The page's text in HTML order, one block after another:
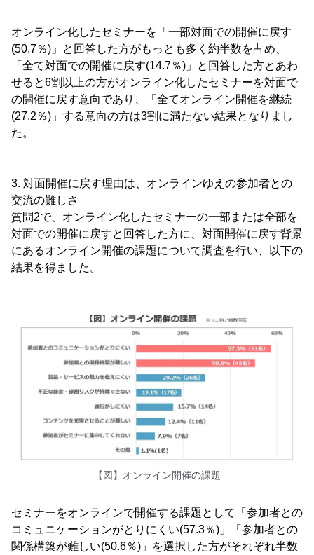
オンライン化したセミナーを「一部対面での開催に戻す
(50.7％)」と回答した方がもっとも多く約半数を占め、
「全て対面での開催に戻す(14.7％)」と回答した方とあわ
せると6割以上の方がオンライン化したセミナーを対面で
の開催に戻す意向であり、「全てオンライン開催を継続
(27.2％)」する意向の方は3割に満たない結果となりまし
た。
3. 対面開催に戻す理由は、オンラインゆえの参加者との
交流の難しさ
質問2で、オンライン化したセミナーの一部または全部を
対面での開催に戻すと回答した方に、対面開催に戻す背景
にあるオンライン開催の課題について調査を行い、以下の
結果を得ました。
【図】オンライン開催の課題
セミナーをオンラインで開催する課題として「参加者との
コミュニケーションがとりにくい(57.3％)」「参加者との
関係構築が難しい(50.6％)」を選択した方がそれぞれ半数